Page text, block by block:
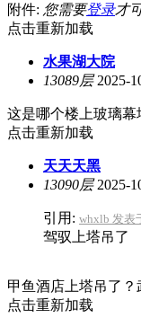
附件: 您需要登录才
点击重新加载
水果湖大院
13089层2025-
这是哪个楼上玻璃幕
点击重新加载
天天天黑
13090层2025-
引用: whxlb 发表
驾驭上塔吊了
甲鱼酒店上塔吊了？
点击重新加载